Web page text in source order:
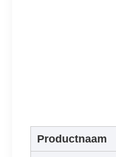
Productnaam